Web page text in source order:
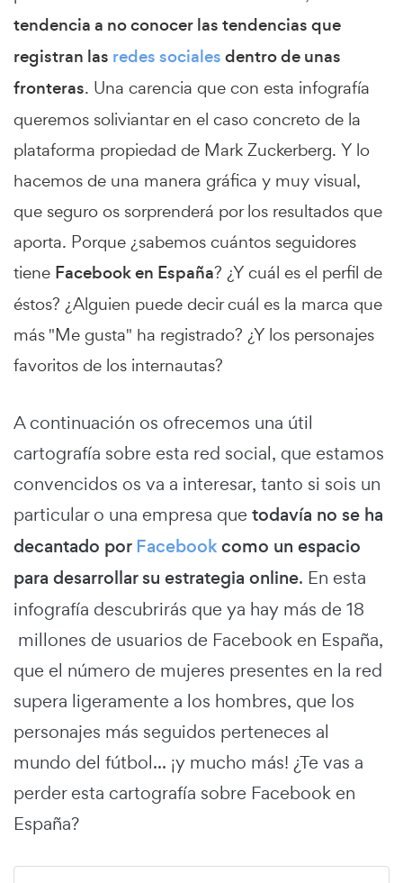
tendencia a no conocer las tendencias que
registran las redes sociales dentro de unas
fronteras. Una carencia que con esta infografía
queremos soliviantar en el caso concreto de la
plataforma propiedad de Mark Zuckerberg. Y lo
hacemos de una manera gráfica y muy visual,
que seguro os sorprenderá por los resultados que
aporta. Porque ¿sabemos cuántos seguidores
tiene Facebook en España? ¿Y cuál es el perfil de
éstos? ¿Alguien puede decir cuál es la marca que
más "Me gusta" ha registrado? ¿Y los personajes
favoritos de los internautas?
A continuación os ofrecemos una útil
cartografía sobre esta red social, que estamos
convencidos os va a interesar, tanto si sois un
particular o una empresa que todavía no se ha
decantado porFacebookcomo un espacio
para desarrollar su estrategia online. En esta
infografía descubrirás que ya hay más de 18
millones de usuarios de Facebook en España,
que el número de mujeres presentes en la red
supera ligeramente a los hombres, que los
personajes más seguidos perteneces al
mundo del fútbol... ¡y mucho más! ¿Te vas a
perder esta cartografía sobre Facebook en
España?